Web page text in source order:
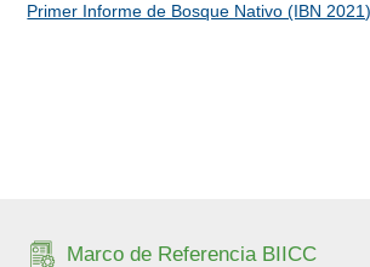
Primer Informe de Bosque Nativo (IBN 2021)
Marco de Referencia BIICC